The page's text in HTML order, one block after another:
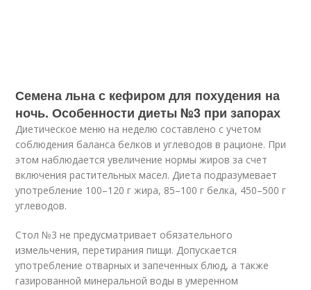
Семена льна с кефиром для похудения на
ночь. Особенности диеты №3 при запорах
Диетическое меню на неделю составлено с учетом
соблюдения баланса белков и углеводов в рационе. При
этом наблюдается увеличение нормы жиров за счет
включения растительных масел. Диета подразумевает
употребление 100–120 г жира, 85–100 г белка, 450–500 г
углеводов.
Стол №3 не предусматривает обязательного
измельчения, перетирания пищи. Допускается
употребление отварных и запеченных блюд, а также
газированной минеральной воды в умеренном